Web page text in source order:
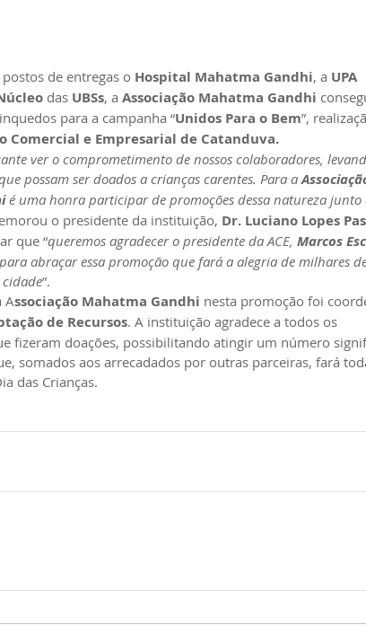
de entregas o Hospital Mahatma Gandhi, a UPA
das UBSs, a Associação Mahatma Gandhi
para a campanha “Unidos Para o Bem”,
Comercial e Empresarial de Catanduva.
ver o comprometimento de nossos colaboradores,
possam ser doados a crianças carentes. Para a
é uma honra participar de promoções dessa natureza junto
o presidente da instituição, Dr. Luciano Lopes
que “queremos agradecer o presidente da ACE, Marcos
abraçar essa promoção que fará a alegria de milhares
cidade”.
Associação Mahatma Gandhi nesta promoção foi
de Recursos. A instituição agradece a todos os
fizeram doações, possibilitando atingir um número
somados aos arrecadados por outras parceiras, fará
das Crianças.